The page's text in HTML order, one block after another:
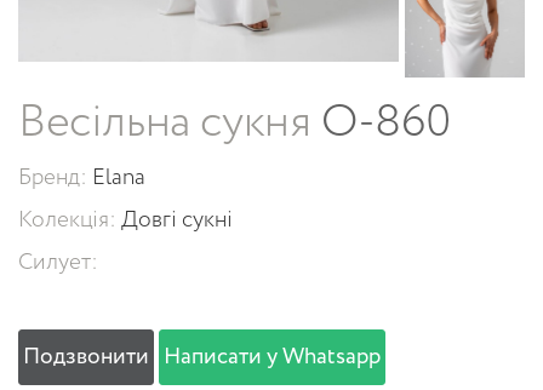
Весільна сукня O-860
Бренд: Elana
Колекція: Довгі сукні
Силует:
Подзвонити Написати у Whatsapp